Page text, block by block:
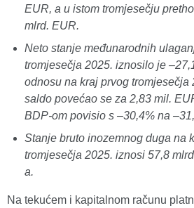
EUR, a u istom tromjesečju
mlrd. EUR.
Neto stanje međunarodnih
tromjesečja 2025. iznosilo je
odnosu na kraj prvog tromjesečja
saldo povećao se za 2,83 mil.
BDP-om povisio s –30,4% na
Stanje bruto inozemnog duga na
tromjesečja 2025. iznosi 57,8
a.
Na tekućem i kapitalnom računu